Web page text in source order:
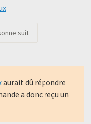
suit
aurait dû répondre
a donc reçu un